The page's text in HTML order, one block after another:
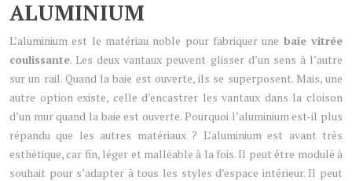
ALUMINIUM
L’aluminium est le matériau noble pour fabriquer une baie vitrée
coulissante. Les deux vantaux peuvent glisser d’un sens à l’autre
sur un rail. Quand la baie est ouverte, ils se superposent. Mais, une
autre option existe, celle d’encastrer les vantaux dans la cloison
d’un mur quand la baie est ouverte. Pourquoi l’aluminium est-il plus
répandu que les autres matériaux ? L’aluminium est avant très
esthétique, car fin, léger et malléable à la fois. Il peut être modulé à
souhait pour s’adapter à tous les styles d’espace intérieur. Il peut